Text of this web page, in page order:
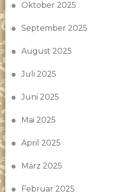
Oktober 2025
September 2025
August 2025
Juli 2025
Juni 2025
Mai 2025
April 2025
März 2025
Februar 2025